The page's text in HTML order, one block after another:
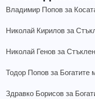
Владимир Попов за
Николай Кирилов за
Николай Генов за
Тодор Попов за Богатите
Здравко Борисов за